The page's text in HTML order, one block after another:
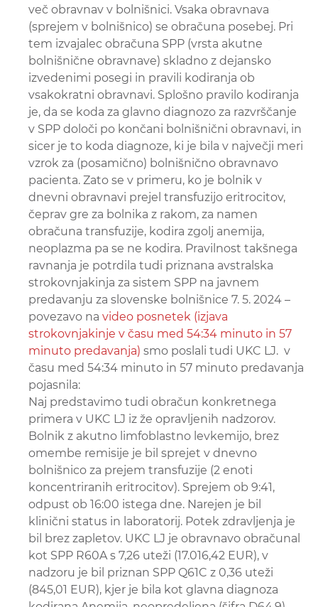
več obravnav v bolnišnici. Vsaka obravnava
(sprejem v bolnišnico) se obračuna posebej. Pri
tem izvajalec obračuna SPP (vrsta akutne
bolnišnične obravnave) skladno z dejansko
izvedenimi posegi in pravili kodiranja ob
vsakokratni obravnavi. Splošno pravilo kodiranja
je, da se koda za glavno diagnozo za razvrščanje
v SPP določi po končani bolnišnični obravnavi, in
sicer je to koda diagnoze, ki je bila v največji meri
vzrok za (posamično) bolnišnično obravnavo
pacienta. Zato se v primeru, ko je bolnik v
dnevni obravnavi prejel transfuzijo eritrocitov,
čeprav gre za bolnika z rakom, za namen
obračuna transfuzije, kodira zgolj anemija,
neoplazma pa se ne kodira. Pravilnost takšnega
ravnanja je potrdila tudi priznana avstralska
strokovnjakinja za sistem SPP na javnem
predavanju za slovenske bolnišnice 7. 5. 2024 –
povezavo na video posnetek (izjava
strokovnjakinje v času med 54:34 minuto in 57
minuto predavanja) smo poslali tudi UKC LJ. v
času med 54:34 minuto in 57 minuto predavanja
pojasnila:
Naj predstavimo tudi obračun konkretnega
primera v UKC LJ iz že opravljenih nadzorov.
Bolnik z akutno limfoblastno levkemijo, brez
omembe remisije je bil sprejet v dnevno
bolnišnico za prejem transfuzije (2 enoti
koncentriranih eritrocitov). Sprejem ob 9:41,
odpust ob 16:00 istega dne. Narejen je bil
klinični status in laboratorij. Potek zdravljenja je
bil brez zapletov. UKC LJ je obravnavo obračunal
kot SPP R60A s 7,26 uteži (17.016,42 EUR), v
nadzoru je bil priznan SPP Q61C z 0,36 uteži
(845,01 EUR), kjer je bila kot glavna diagnoza